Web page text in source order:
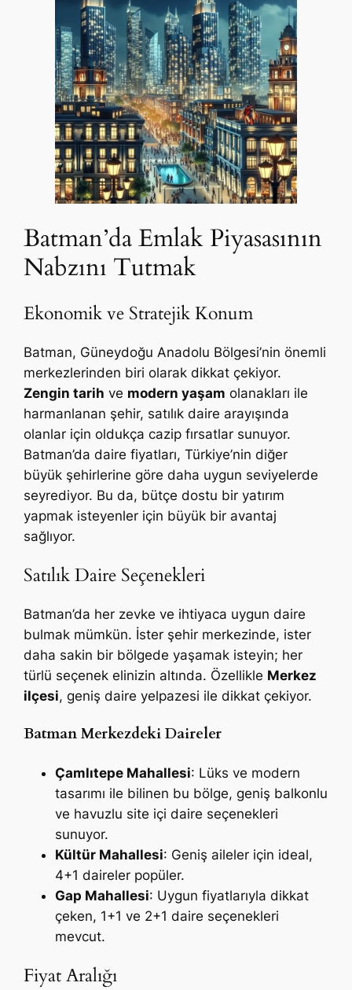
Batman’da Emlak Piyasasının
Nabzını Tutmak
Ekonomik ve Stratejik Konum
Batman, Güneydoğu Anadolu Bölgesi’nin önemli
merkezlerinden biri olarak dikkat çekiyor.
Zengin tarih ve modern yaşam olanakları ile
harmanlanan şehir, satılık daire arayışında
olanlar için oldukça cazip fırsatlar sunuyor.
Batman’da daire fiyatları, Türkiye’nin diğer
büyük şehirlerine göre daha uygun seviyelerde
seyrediyor. Bu da, bütçe dostu bir yatırım
yapmak isteyenler için büyük bir avantaj
sağlıyor.
Satılık Daire Seçenekleri
Batman’da her zevke ve ihtiyaca uygun daire
bulmak mümkün. İster şehir merkezinde, ister
daha sakin bir bölgede yaşamak isteyin; her
türlü seçenek elinizin altında. Özellikle Merkez
ilçesi, geniş daire yelpazesi ile dikkat çekiyor.
Batman Merkezdeki Daireler
Çamlıtepe Mahallesi: Lüks ve modern
tasarımı ile bilinen bu bölge, geniş balkonlu
ve havuzlu site içi daire seçenekleri
sunuyor.
Kültür Mahallesi: Geniş aileler için ideal,
4+1 daireler popüler.
Gap Mahallesi: Uygun fiyatlarıyla dikkat
çeken, 1+1 ve 2+1 daire seçenekleri
mevcut.
Fiyat Aralığı